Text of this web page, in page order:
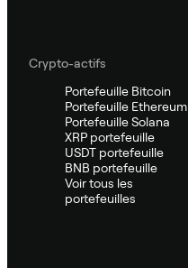
Crypto-actifs
Portefeuille Bitcoin
Portefeuille Ethereum
Portefeuille Solana
XRP portefeuille
USDT portefeuille
BNB portefeuille
Voir tous les
portefeuilles